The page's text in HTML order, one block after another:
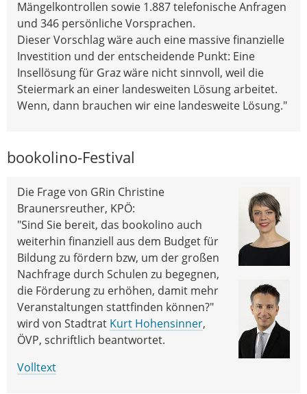
Mängelkontrollen sowie 1.887 telefonische Anfragen
und 346 persönliche Vorsprachen.
Dieser Vorschlag wäre auch eine massive finanzielle
Investition und der entscheidende Punkt: Eine
Insellösung für Graz wäre nicht sinnvoll, weil die
Steiermark an einer landesweiten Lösung arbeitet.
Wenn, dann brauchen wir eine landesweite Lösung."
bookolino-Festival
Die Frage von GRin Christine
Braunersreuther, KPÖ:
"Sind Sie bereit, das bookolino auch
weiterhin finanziell aus dem Budget für
Bildung zu fördern bzw, um der großen
Nachfrage durch Schulen zu begegnen,
die Förderung zu erhöhen, damit mehr
Veranstaltungen stattfinden können?"
wird von Stadtrat Kurt Hohensinner,
ÖVP, schriftlich beantwortet.
Volltext